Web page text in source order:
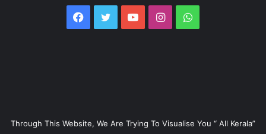
Facebook
TwitterYouTubeInstagramWhatsApp
Through This Website, We Are Trying To Visualise You “ All Kerala”